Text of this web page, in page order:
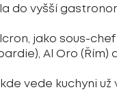
do vyšší
jako sous-chef
Al Oro (Řím)
vede kuchyni už